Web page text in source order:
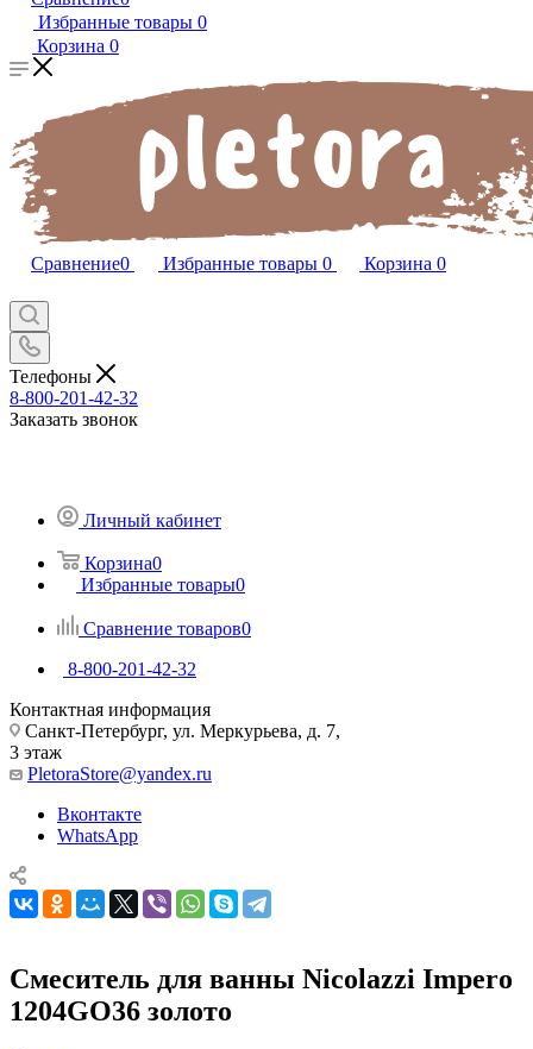
Избранные товары 0
Корзина 0
Сравнение0 Избранные товары 0 Корзина 0
Телефоны
8-800-201-42-32
Заказать звонок
Личный кабинет
Корзина0
Избранные товары0
Сравнение товаров0
8-800-201-42-32
Контактная информация
Санкт-Петербург, ул. Меркурьева, д. 7,
3 этаж
PletoraStore@yandex.ru
Вконтакте
WhatsApp
Смеситель для ванны Nicolazzi Impero
1204GO36 золото